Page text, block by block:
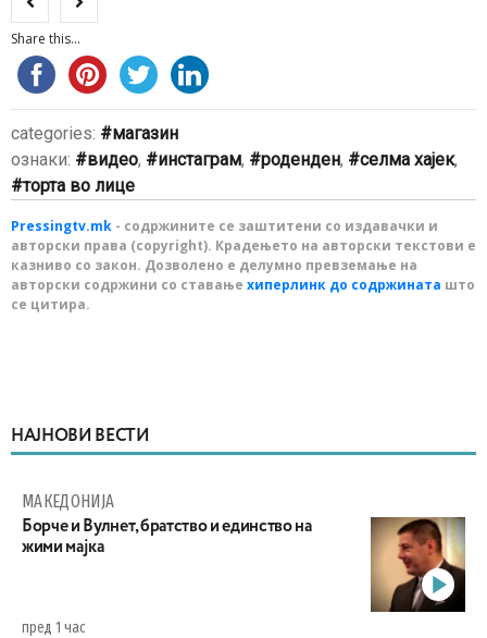
Share this...
categories:
магазин
ознаки:
видео, инстаграм, роденден, селма хајек,
торта во лице
Pressingtv.mk - содржините се заштитени со издавачки и
авторски права (copyright). Крадењето на авторски текстови е
казниво со закон. Дозволено е делумно превземање на
авторски содржини со ставање хиперлинк до содржината што
се цитира.
НАЈНОВИ ВЕСТИ
МАКЕДОНИЈА
Борче и Вулнет, братство и единство на
жими мајка
пред 1 час